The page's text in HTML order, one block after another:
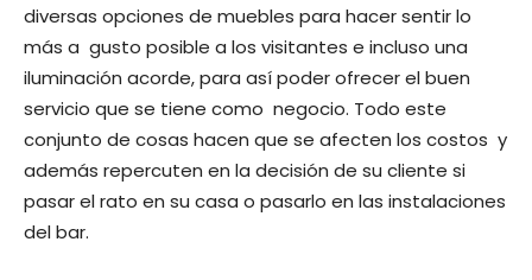
diversas opciones de muebles para hacer sentir lo
más a gusto posible a los visitantes e incluso una
iluminación acorde, para así poder ofrecer el buen
servicio que se tiene como negocio. Todo este
conjunto de cosas hacen que se afecten los costos y
además repercuten en la decisión de su cliente si
pasar el rato en su casa o pasarlo en las instalaciones
del bar.